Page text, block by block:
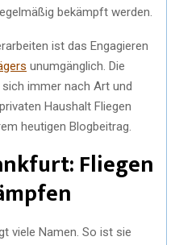
bekämpft werden.
ist das Engagieren
unumgänglich. Die
immer nach Art und
Haushalt Fliegen
heutigen Blogbeitrag.
Fliegen
viele Namen. So ist sie